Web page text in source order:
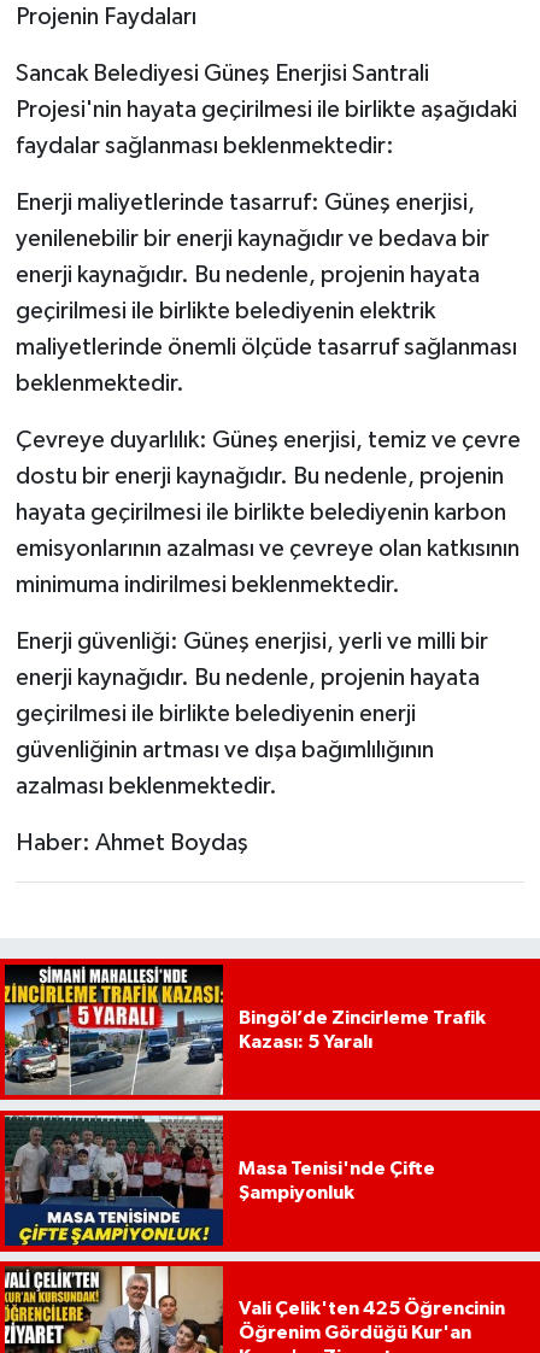
Projenin Faydaları
Sancak Belediyesi Güneş Enerjisi Santrali
Projesi'nin hayata geçirilmesi ile birlikte aşağıdaki
faydalar sağlanması beklenmektedir:
Enerji maliyetlerinde tasarruf: Güneş enerjisi,
yenilenebilir bir enerji kaynağıdır ve bedava bir
enerji kaynağıdır. Bu nedenle, projenin hayata
geçirilmesi ile birlikte belediyenin elektrik
maliyetlerinde önemli ölçüde tasarruf sağlanması
beklenmektedir.
Çevreye duyarlılık: Güneş enerjisi, temiz ve çevre
dostu bir enerji kaynağıdır. Bu nedenle, projenin
hayata geçirilmesi ile birlikte belediyenin karbon
emisyonlarının azalması ve çevreye olan katkısının
minimuma indirilmesi beklenmektedir.
Enerji güvenliği: Güneş enerjisi, yerli ve milli bir
enerji kaynağıdır. Bu nedenle, projenin hayata
geçirilmesi ile birlikte belediyenin enerji
güvenliğinin artması ve dışa bağımlılığının
azalması beklenmektedir.
Haber: Ahmet Boydaş
Bingöl’de Zincirleme Trafik
Kazası: 5 Yaralı
Masa Tenisi'nde Çifte
Şampiyonluk
Vali Çelik'ten 425 Öğrencinin
Öğrenim Gördüğü Kur'an